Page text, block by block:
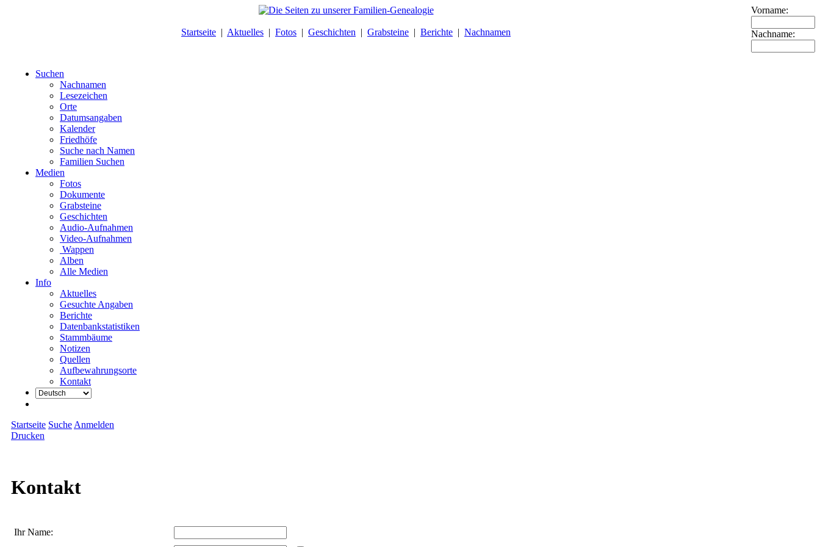
Startseite | Aktuelles | Fotos | Geschichten | Grabsteine | Berichte | Nachnamen
Vorname:
Nachname:
Suchen
Nachnamen
Lesezeichen
Orte
Datumsangaben
Kalender
Friedhöfe
Suche nach Namen
Familien Suchen
Medien
Fotos
Dokumente
Grabsteine
Geschichten
Audio-Aufnahmen
Video-Aufnahmen
Wappen
Alben
Alle Medien
Info
Aktuelles
Gesuchte Angaben
Berichte
Datenbankstatistiken
Stammbäume
Notizen
Quellen
Aufbewahrungsorte
Kontakt
Startseite Suche Anmelden
Drucken
Kontakt
Ihr Name: